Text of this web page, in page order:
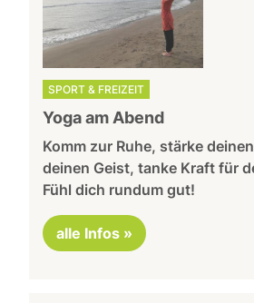
SPORT & FREIZEIT
Yoga am Abend
Komm zur Ruhe, stärke
deinen Geist, tanke Kraft für
Fühl dich rundum gut!
alle Infos »